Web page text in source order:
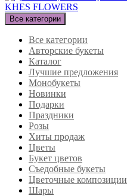
Все категории
Все категории
Авторские букеты
Каталог
Лучшие предложения
Монобукеты
Новинки
Подарки
Праздники
Розы
Хиты продаж
Цветы
Букет цветов
Съедобные букеты
Цветочные композиции
Шары